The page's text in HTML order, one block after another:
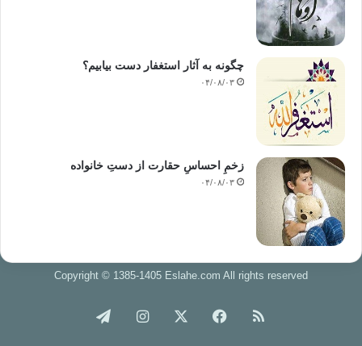
چگونه به آثار استغفار دست بیابیم؟
۰۴/۰۸/۰۳
زخمِ احساسِ حقارت از دستِ خانواده
۰۴/۰۸/۰۳
Copyright © 1385-1405 Eslahe.com All rights reserved
خوراک فیس اینستاگرام